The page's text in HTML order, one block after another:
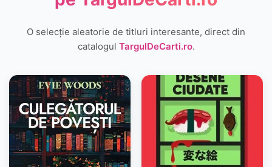
O selecție aleatorie de titluri interesante, direct din
catalogul TargulDeCarti.ro.